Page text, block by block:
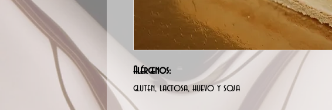
Alérgenos:
gluten, lactosa, huevo y soja